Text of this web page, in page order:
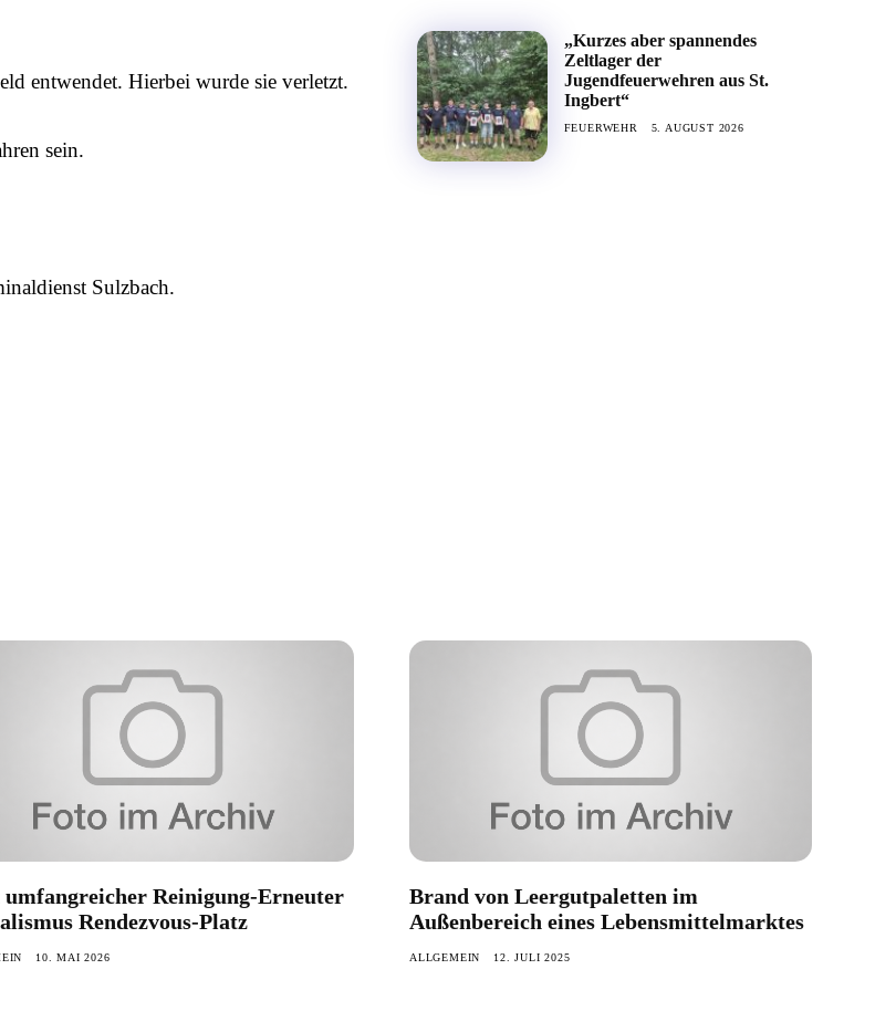
entwendet. Hierbei wurde sie verletzt.
sein.
Sulzbach.
„Kurzes aber spannendes
Zeltlager der
Jugendfeuerwehren aus St.
Ingbert“
FEUERWEHR 5. AUGUST 2026
umfangreicher Reinigung-Erneuter
Rendezvous-Platz
10. MAI 2026
Brand von Leergutpaletten im
Außenbereich eines Lebensmittelmarktes
ALLGEMEIN 12. JULI 2025